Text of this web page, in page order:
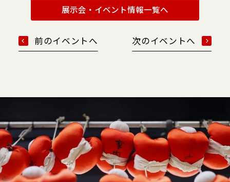
前のイベントへ
展示会・イベント情報一覧へ
次のイベントへ